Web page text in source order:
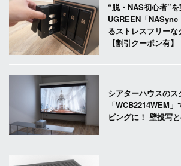
“脱・NAS初心者”を
UGREEN「NASync
るストレスフリー
【割引クーポン有】
シアターハウスのス
「WCB2214WEM
ビングに！ 壁投写